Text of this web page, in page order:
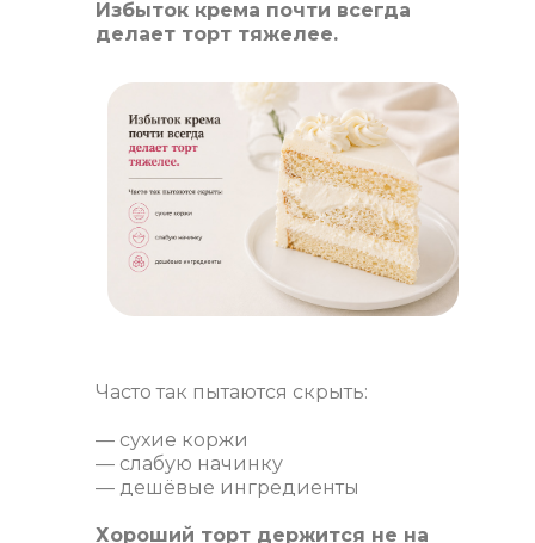
Избыток крема почти всегда
делает торт тяжелее.
Часто так пытаются скрыть:
— сухие коржи
— слабую начинку
— дешёвые ингредиенты
Хороший торт держится не на